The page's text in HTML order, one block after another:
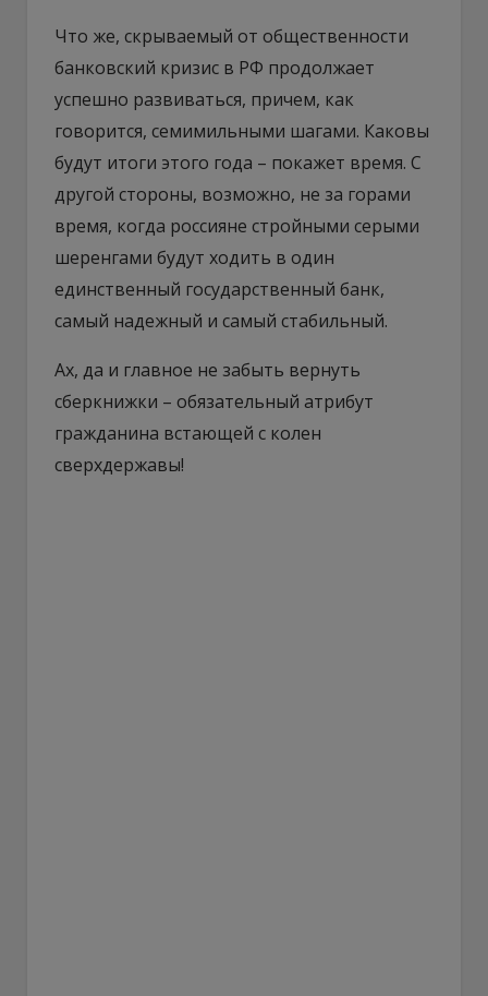
Что же, скрываемый от общественности
банковский кризис в РФ продолжает
успешно развиваться, причем, как
говорится, семимильными шагами. Каковы
будут итоги этого года – покажет время. С
другой стороны, возможно, не за горами
время, когда россияне стройными серыми
шеренгами будут ходить в один
единственный государственный банк,
самый надежный и самый стабильный.
Ах, да и главное не забыть вернуть
сберкнижки – обязательный атрибут
гражданина встающей с колен
сверхдержавы!